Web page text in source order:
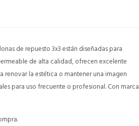
de repuesto 3x3 están diseñadas para
de alta calidad, ofrecen excelente
renovar la estética o mantener una imagen
para uso frecuente o profesional. Con marca